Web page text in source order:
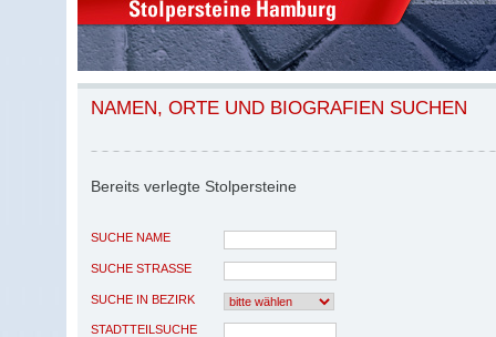
NAMEN, ORTE UND BIOGRAFIEN SUCHEN
Bereits verlegte Stolpersteine
SUCHE NAME
SUCHE STRASSE
SUCHE IN BEZIRK
STADTTEILSUCHE